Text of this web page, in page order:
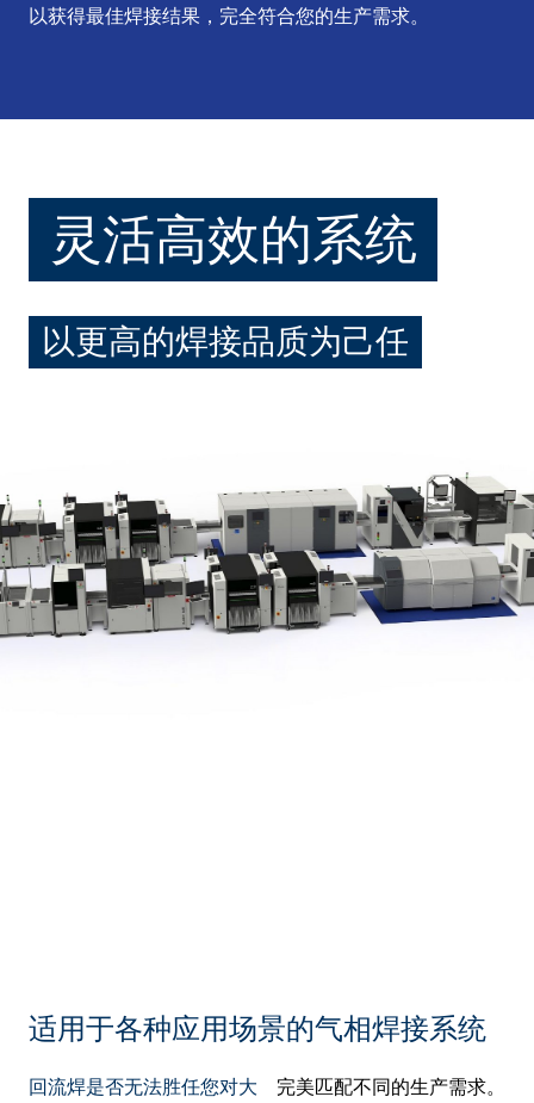
以获得最佳焊接结果，完全符合您的生产需求。
灵活高效的系统
以更高的焊接品质为己任
适用于各种应用场景的气相焊接系统
回流焊是否无法胜任您对大
完美匹配不同的生产需求。